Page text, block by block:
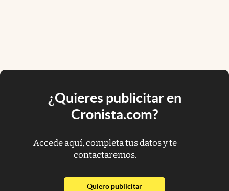
¿Quieres publicitar en
Cronista.com?
Accede aquí, completa tus datos y te
contactaremos.
Quiero publicitarabre en nueva pestaña